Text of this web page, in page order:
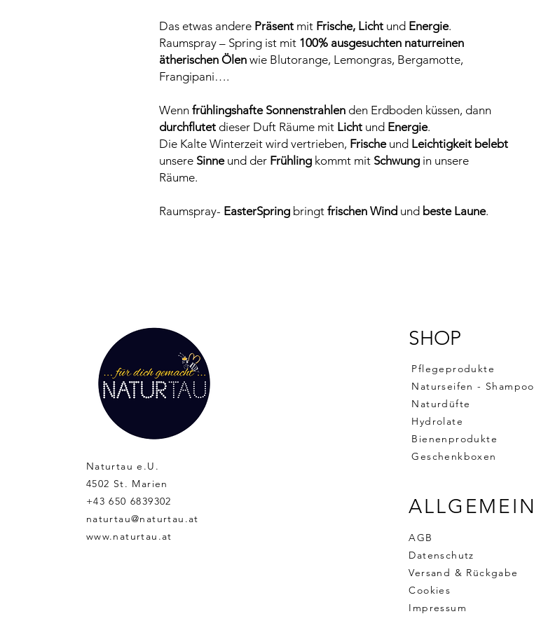
Das etwas andere Präsent mit Frische, Licht und Energie.
Raumspray – Spring ist mit 100% ausgesuchten naturreinen
ätherischen Ölen wie Blutorange, Lemongras, Bergamotte,
Frangipani….
Wenn frühlingshafte Sonnenstrahlen den Erdboden küssen, dann
durchflutet dieser Duft Räume mit Licht und Energie.
Die Kalte Winterzeit wird vertrieben, Frische und Leichtigkeit belebt
unsere Sinne und der Frühling kommt mit Schwung in unsere
Räume.
Raumspray- EasterSpring bringt frischen Wind und beste Laune.
Naturtau e.U.
4502 St. Marien
+43 650 6839302
naturtau@naturtau.at
www.naturtau.at
SHOP
Pflegeprodukte
Naturseifen - Shampoo
Naturdüfte
Hydrolate
Bienenprodukte
Geschenkboxen
ALLGEMEIN
AGB
Datenschutz
Versand & Rückgabe
Cookies
Impressum